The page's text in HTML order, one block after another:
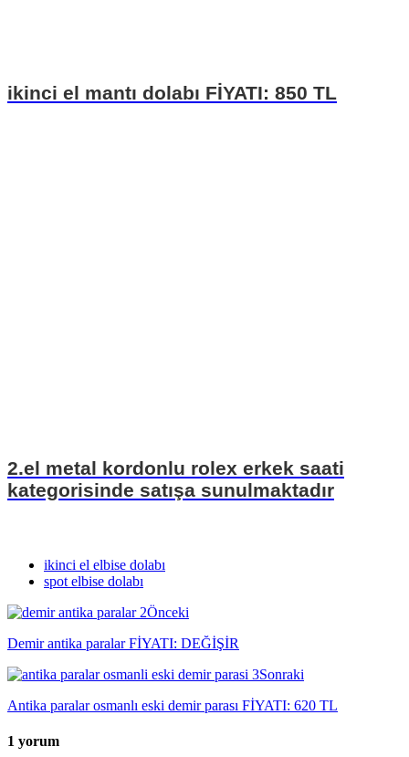
ikinci el mantı dolabı FİYATI: 850 TL
2.el metal kordonlu rolex erkek saati
kategorisinde satışa sunulmaktadır
ikinci el elbise dolabı
spot elbise dolabı
Önceki
Demir antika paralar FİYATI: DEĞİŞİR
Sonraki
Antika paralar osmanlı eski demir parası FİYATI: 620 TL
1 yorum